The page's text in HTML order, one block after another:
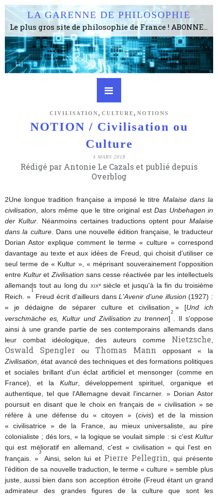
LA GARENNE DE PHILOSOPHIE
Le plus gros site de philosophie de France ! ABONNEZ-VOUS ! 4115 Articles, 1634 abonné·e·s, depuis 2006 . . . . . . . . 2 852 214 pages vues jusqu'à présent. Prestance et être apte à un plus grand nombre de choses.
CIVILISATION , CULTURE , NOTIONS
NOTION / Civilisation ou
Culture
4 MARS 2018
Rédigé par Antonie Le Cazals et publié depuis
Overblog
2Une longue tradition française a imposé le titre Malaise dans la
civilisation , alors même que le titre original est Das Unbehagen in
der Kultur. Néanmoins certaines traductions optent pourMalaise
dans la culture. Dans une nouvelle édition française, le traducteur
Dorian Astor explique comment le terme « culture » correspond
davantage au texte et aux idées de Freud, qui choisit d'utiliser ce
seul terme de « Kultur », « méprisant souverainement l'opposition
entre KulturetZivilisation sans cesse réactivée par les intellectuels
allemands tout au long du xixesiècle et jusqu'à la fin du troisième
Reich. »
1
Freud écrit d'ailleurs dansL'Avenir d'une illusion (1927) :
« je dédaigne de séparer culture et civilisation » [Und ich
verschmäche es, Kultur und Zivilisation zu trennen]
2
. Il s'oppose
ainsi à une grande partie de ses contemporains allemands dans
leur combat idéologique, des auteurs comme Nietzsche
Oswald Spengler ouThomas Mann
opposant « la
Zivilisation , état avancé des techniques et des formations politiques
et sociales brillant d'un éclat artificiel et mensonger (comme en
France), et la Kultur, développement spirituel, organique et
authentique, tel que l'Allemagne devait l'incarner. » Dorian Astor
poursuit en disant que le choix en français de « civilisation » se
réfère à une défense du « citoyen » (civis) et de la mission
« civilisatrice » de la France, au mieux universaliste, au pire
colonialiste ; dès lors, « la logique se voulait simple : si c'est Kultur
qui est mélioratif en allemand, c'est « civilisation » qui l'est en
français. »
3
Ainsi, selon lui et Pierre Pellegrin
, qui présente
l'édition de sa nouvelle traduction, le terme « culture » semble plus
juste, aussi bien dans son acception étroite (Freud étant un grand
admirateur des grandes figures de la culture que sont les